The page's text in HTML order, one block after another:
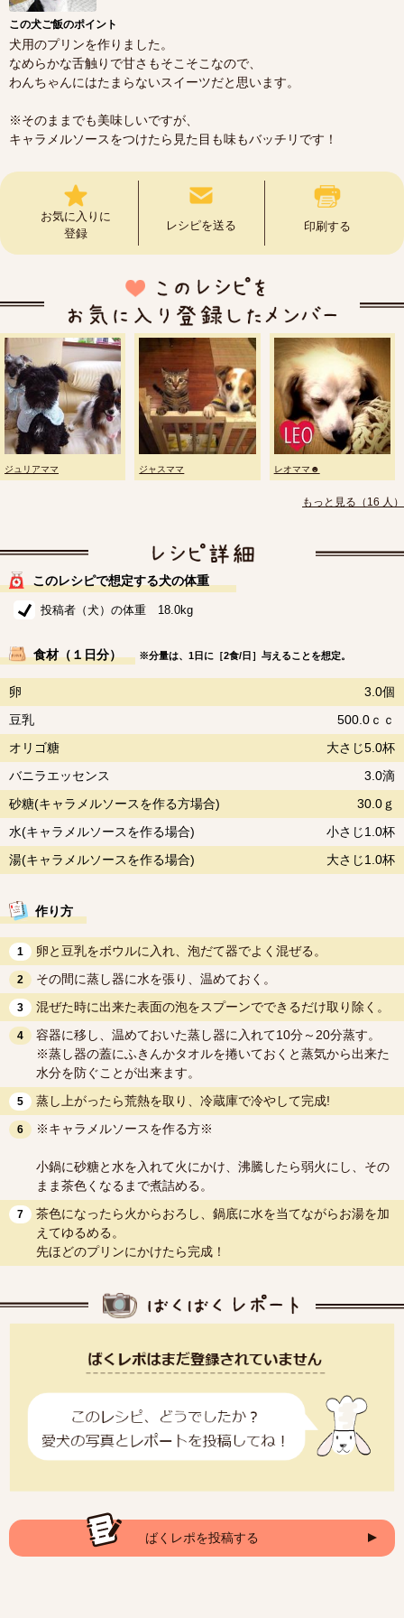
この犬ご飯のポイント
犬用のプリンを作りました。
なめらかな舌触りで甘さもそこそこなので、
わんちゃんにはたまらないスイーツだと思います。
※そのままでも美味しいですが、
キャラメルソースをつけたら見た目も味もバッチリです！
お気に入りに
登録
レシピを送る 印刷する
ジュリアママ ジャスママ レオママ☻
もっと見る（16 人）
このレシピで想定する犬の体重
投稿者（犬）の体重 18.0kg
食材（１日分） ※分量は、1日に［2食/日］与えることを想定。
卵
3.0個
豆乳
500.0ｃｃ
オリゴ糖
大さじ5.0杯
バニラエッセンス
3.0滴
砂糖(キャラメルソースを作る方場合)
30.0ｇ
水(キャラメルソースを作る場合)
小さじ1.0杯
湯(キャラメルソースを作る場合)
大さじ1.0杯
作り方
1 卵と豆乳をボウルに入れ、泡だて器でよく混ぜる。
2 その間に蒸し器に水を張り、温めておく。
3 混ぜた時に出来た表面の泡をスプーンでできるだけ取り除く。
4
容器に移し、温めておいた蒸し器に入れて10分～20分蒸す。
※蒸し器の蓋にふきんかタオルを捲いておくと蒸気から出来た
水分を防ぐことが出来ます。
5 蒸し上がったら荒熱を取り、冷蔵庫で冷やして完成!
6 ※キャラメルソースを作る方※
小鍋に砂糖と水を入れて火にかけ、沸騰したら弱火にし、その
まま茶色くなるまで煮詰める。
7
茶色になったら火からおろし、鍋底に水を当てながらお湯を加
えてゆるめる。
先ほどのプリンにかけたら完成！
ばくレポを投稿する